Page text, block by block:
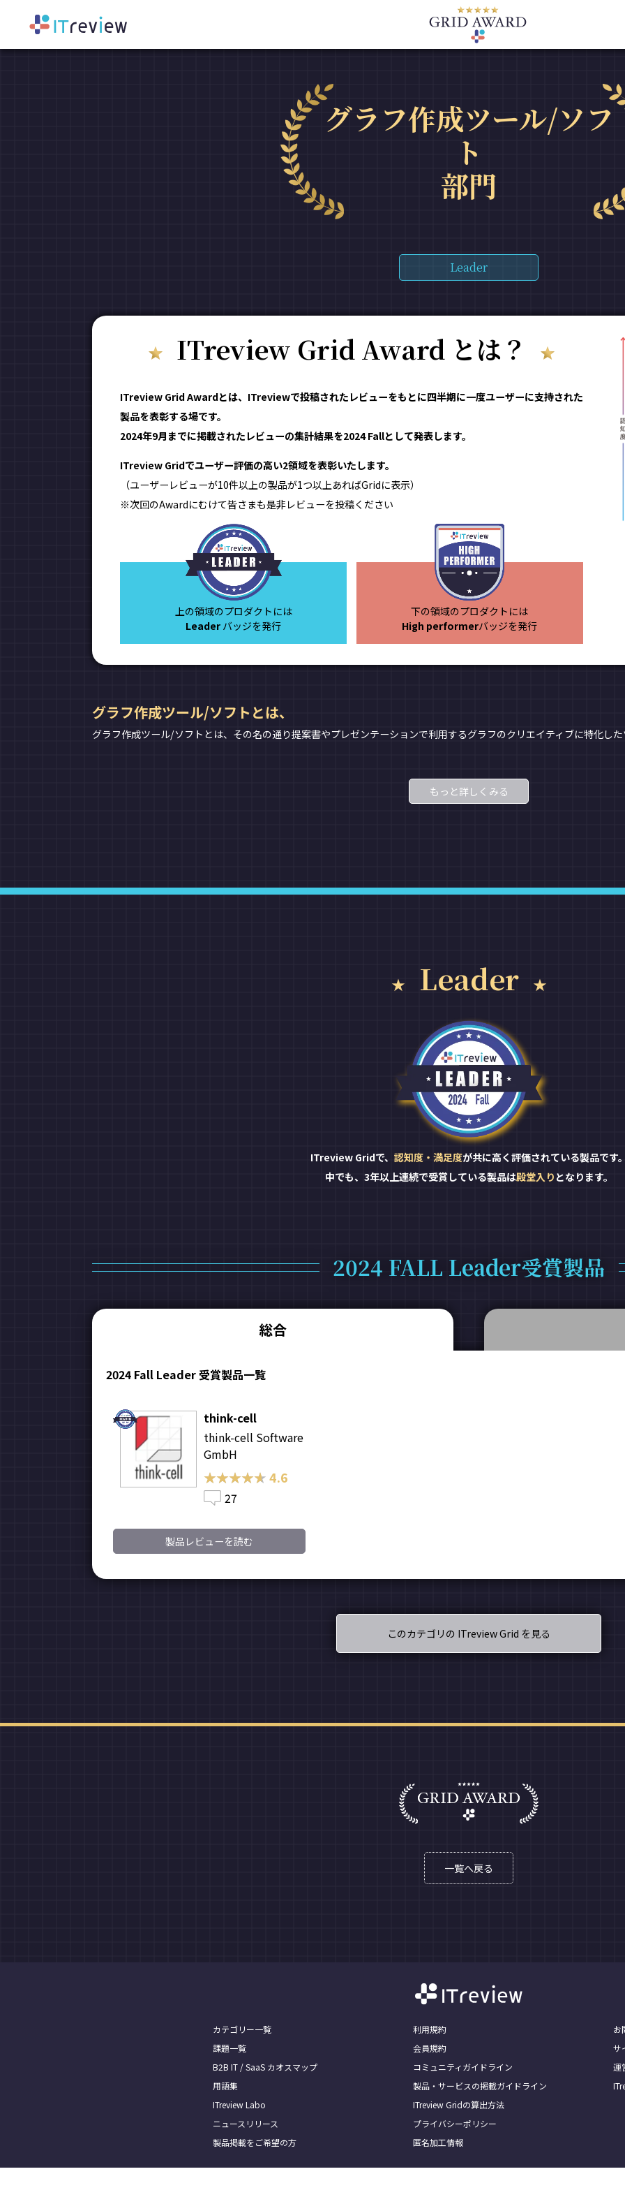
グラフ作成ツール/ソフ
ト
部門
Leader
ITreview Grid Award とは？
ITreview Grid Awardとは、ITreviewで投稿されたレビューをもとに四半期に一度ユーザーに支持された
製品を表彰する場です。
2024年9月までに掲載されたレビューの集計結果を2024 Fallとして発表します。
ITreview Gridでユーザー評価の高い2領域を表彰いたします。
（ユーザーレビューが10件以上の製品が1つ以上あればGridに表示）
※次回のAwardにむけて皆さまも是非レビューを投稿ください
上の領域のプロダクトには
Leader バッジを発行
下の領域のプロダクトには
High performerバッジを発行
グラフ作成ツール/ソフトとは、
グラフ作成ツール/ソフトとは、その名の通り提案書やプレゼンテーションで利用するグラフのクリエイティブに特化し
もっと詳しくみる
Leader
ITreview Gridで、 認知度・満足度が共に高く評価されている製品です
中でも、3年以上連続で受賞している製品は殿堂入り となります。
2024 FALL Leader受賞製品
総合
2024 Fall Leader 受賞製品一覧
think-cell
think-cell Software
GmbH
★★★★★
★★★★★4.6
27
製品レビューを読む
このカテゴリの ITreview Grid を見る
一覧へ戻る
カテゴリー一覧
課題一覧
B2B IT / SaaS カオスマップ
用語集
ITreview Labo
ニュースリリース
製品掲載をご希望の方
利用規約
会員規約
コミュニティガイドライン
製品・サービスの掲載ガイドライン
ITreview Gridの算出方法
プライバシーポリシー
匿名加工情報
お
サ
運